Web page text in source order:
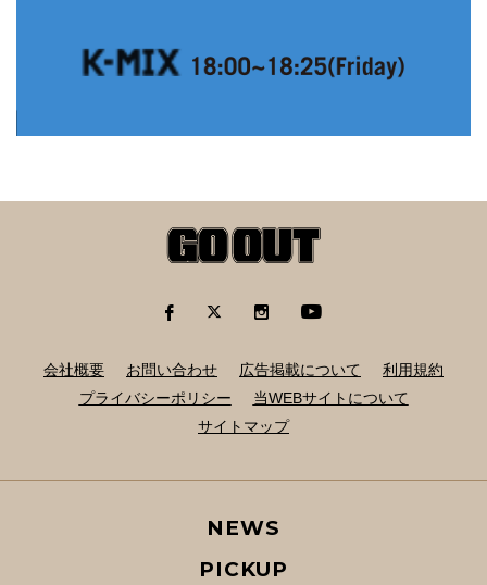
会社概要 お問い合わせ 広告掲載について
利用規約
プライバシーポリシー
当WEBサイトについて
サイトマップ
NEWS
PICKUP